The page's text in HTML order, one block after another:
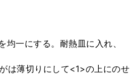
一にする。耐熱皿に入れ、
は薄切りにして<1>の上にのせ